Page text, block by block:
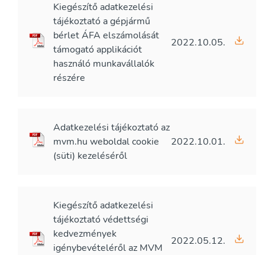
Kiegészítő adatkezelési
tájékoztató a gépjármű
bérlet ÁFA elszámolását
támogató applikációt
használó munkavállalók
részére
2022.10.05.
Adatkezelési tájékoztató az
mvm.hu weboldal cookie
(süti) kezeléséről
2022.10.01.
Kiegészítő adatkezelési
tájékoztató védettségi
kedvezmények
igénybevételéről az MVM
2022.05.12.